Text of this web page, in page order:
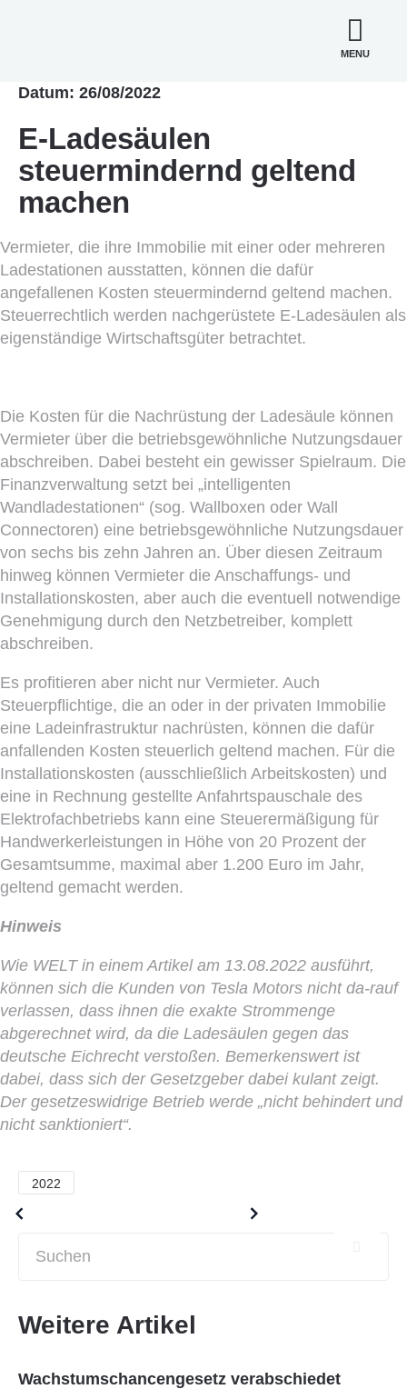
MENU
Datum: 26/08/2022
E-Ladesäulen
steuermindernd geltend
machen
Vermieter, die ihre Immobilie mit einer oder mehreren
Ladestationen ausstatten, können die dafür
angefallenen Kosten steuermindernd geltend machen.
Steuerrechtlich werden nachgerüstete E-Ladesäulen als
eigenständige Wirtschaftsgüter betrachtet.
Die Kosten für die Nachrüstung der Ladesäule können
Vermieter über die betriebsgewöhnliche Nutzungsdauer
abschreiben. Dabei besteht ein gewisser Spielraum. Die
Finanzverwaltung setzt bei „intelligenten
Wandladestationen“ (sog. Wallboxen oder Wall
Connectoren) eine betriebsgewöhnliche Nutzungsdauer
von sechs bis zehn Jahren an. Über diesen Zeitraum
hinweg können Vermieter die Anschaffungs- und
Installationskosten, aber auch die eventuell notwendige
Genehmigung durch den Netzbetreiber, komplett
abschreiben.
Es profitieren aber nicht nur Vermieter. Auch
Steuerpflichtige, die an oder in der privaten Immobilie
eine Ladeinfrastruktur nachrüsten, können die dafür
anfallenden Kosten steuerlich geltend machen. Für die
Installationskosten (ausschließlich Arbeitskosten) und
eine in Rechnung gestellte Anfahrtspauschale des
Elektrofachbetriebs kann eine Steuerermäßigung für
Handwerkerleistungen in Höhe von 20 Prozent der
Gesamtsumme, maximal aber 1.200 Euro im Jahr,
geltend gemacht werden.
Hinweis
Wie WELT in einem Artikel am 13.08.2022 ausführt,
können sich die Kunden von Tesla Motors nicht da-rauf
verlassen, dass ihnen die exakte Strommenge
abgerechnet wird, da die Ladesäulen gegen das
deutsche Eichrecht verstoßen. Bemerkenswert ist
dabei, dass sich der Gesetzgeber dabei kulant zeigt.
Der gesetzeswidrige Betrieb werde „nicht behindert und
nicht sanktioniert“.
2022
Weitere Artikel
Wachstumschancengesetz verabschiedet